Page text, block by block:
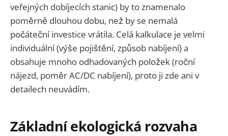
veřejných dobíjecích stanic) by to znamenalo
poměrně dlouhou dobu, než by se nemalá
počáteční investice vrátila. Celá kalkulace je velmi
individuální (výše pojištění, způsob nabíjení) a
obsahuje mnoho odhadovaných položek (roční
nájezd, poměr AC/DC nabíjení), proto ji zde ani v
detailech neuvádím.
Základní ekologická rozvaha